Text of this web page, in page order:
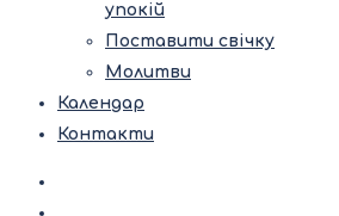
упокій
Поставити свічку
Молитви
Календар
Контакти